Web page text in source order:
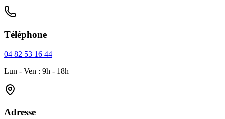
Téléphone
04 82 53 16 44
Lun - Ven : 9h - 18h
Adresse